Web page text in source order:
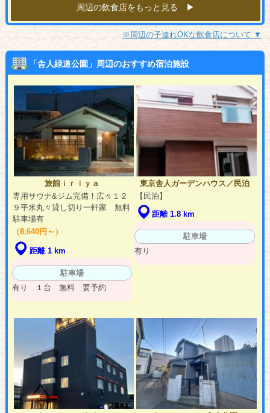
周辺の飲食店をもっと見る ▶︎
※周辺の子連れOKな飲食店について ▼
「舎人緑道公園」周辺のおすすめ宿泊施設
旅館ｉｒｉｙａ
専用サウナ&ジム完備！広々１２
９平米丸々貸し切り一軒家 無料
駐車場有
（8,640円～）
距離 1 km
駐車場
有り １台 無料 要予約
東京舎人ガーデンハウス／民泊
【民泊】
距離 1.8 km
駐車場
有り